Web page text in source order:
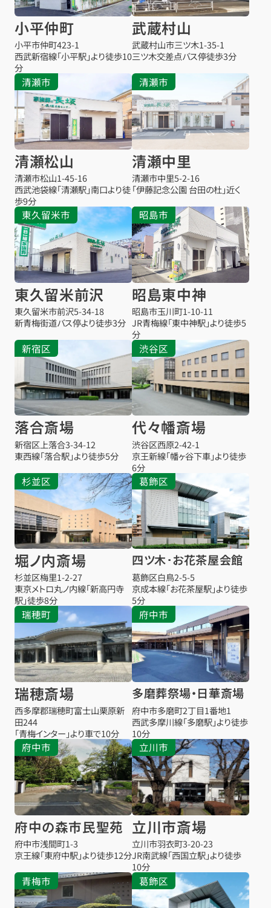
小平仲町
小平市仲町423-1
西武新宿線「小平駅」より徒歩10
分
武蔵村山
武蔵村山市三ツ木1-35-1
三ツ木交差点バス停徒歩3分
清瀬市
清瀬松山
清瀬市松山1-45-16
西武池袋線「清瀬駅」南口より徒
歩9分
清瀬市
清瀬中里
清瀬市中里5-2-16
「伊藤記念公園 台田の杜」近く
東久留米市
東久留米前沢
東久留米市前沢5-34-18
新青梅街道バス停より徒歩3分
昭島市
昭島東中神
昭島市玉川町1-10-11
JR青梅線「東中神駅」より徒歩5
分
新宿区
落合斎場
新宿区上落合3-34-12
東西線「落合駅」より徒歩5分
渋谷区
代々幡斎場
渋谷区西原2-42-1
京王新線「幡ヶ谷下車」より徒歩
6分
杉並区
堀ノ内斎場
杉並区梅里1-2-27
東京メトロ丸ノ内線「新高円寺
駅」徒歩8分
葛飾区
四ツ木･お花茶屋会館
葛飾区白鳥2-5-5
京成本線「お花茶屋駅」より徒歩
5分
瑞穂町
瑞穂斎場
西多摩郡瑞穂町富士山栗原新
田244
「青梅インター」より車で10分
府中市
多磨葬祭場・日華斎場
府中市多磨町2丁目1番地1
西武多摩川線「多磨駅」より徒歩
10分
府中市
府中の森市民聖苑
府中市浅間町1-3
京王線「東府中駅」より徒歩12分
立川市
立川市斎場
立川市羽衣町3-20-23
JR南武線「西国立駅」より徒歩
10分
青梅市 葛飾区